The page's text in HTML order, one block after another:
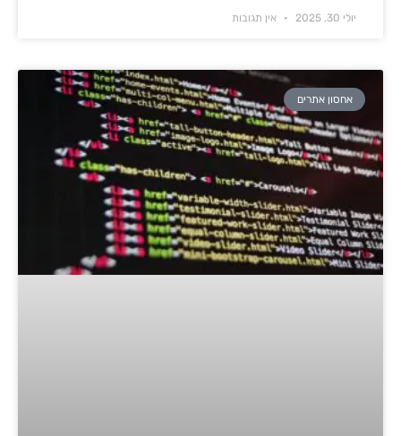
יולי 30, 2025 אין תגובות
אחסון אתרים